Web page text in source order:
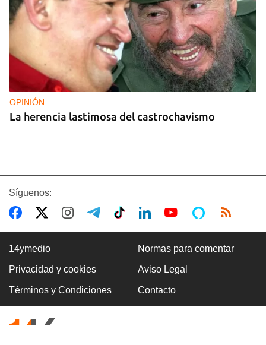
OPINIÓN
La herencia lastimosa del castrochavismo
OPINIÓN
¿Merece Cuba comunista una clasificación de
amenaza de inteligencia de prioridad 1?
Síguenos:
14ymedio Normas para comentar
Privacidad y cookies Aviso Legal
Términos y Condiciones Contacto